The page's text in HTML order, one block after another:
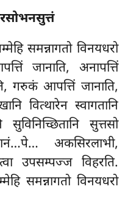
समन्नागतो विनयधरो
जानाति, अनापत्तिं
गरुकं आपत्तिं जानाति,
वित्थारेन स्वागतानि
सुविनिच्छितानि सुत्तसो
अकसिरलाभी,
उपसम्पज्ज विहरति.
समन्नागतो विनयधरो